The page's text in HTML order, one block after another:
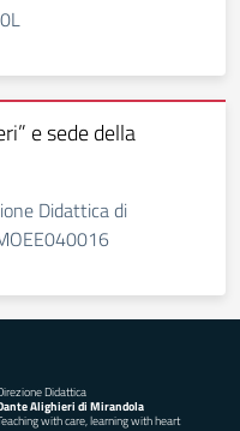
e sede della
Didattica di
Didattica
Alighieri di Mirandola
with care, learning with heart